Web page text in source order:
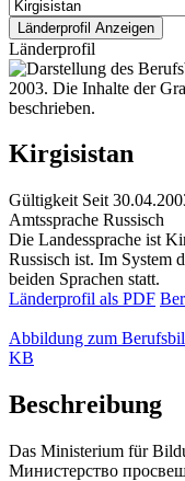
Länderprofil
Kirgisistan
Gültigkeit Seit
Amtssprache Russisch
Die Landessprache ist
Russisch ist. Im System
beiden Sprachen statt.
Länderprofil als PDF
Abbildung zum
KB
Beschreibung
Das Ministerium für
Министерство